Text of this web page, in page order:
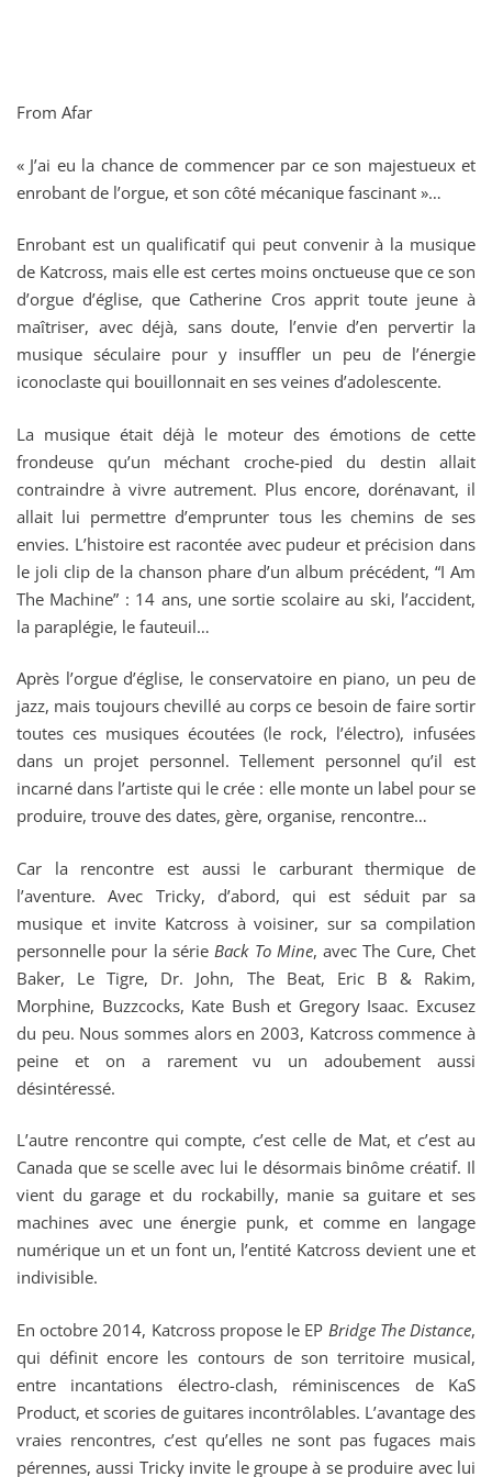
From Afar
« J’ai eu la chance de commencer par ce son majestueux et
enrobant de l’orgue, et son côté mécanique fascinant »…
Enrobant est un qualificatif qui peut convenir à la musique
de Katcross, mais elle est certes moins onctueuse que ce son
d’orgue d’église, que Catherine Cros apprit toute jeune à
maîtriser, avec déjà, sans doute, l’envie d’en pervertir la
musique séculaire pour y insuffler un peu de l’énergie
iconoclaste qui bouillonnait en ses veines d’adolescente.
La musique était déjà le moteur des émotions de cette
frondeuse qu’un méchant croche-pied du destin allait
contraindre à vivre autrement. Plus encore, dorénavant, il
allait lui permettre d’emprunter tous les chemins de ses
envies. L’histoire est racontée avec pudeur et précision dans
le joli clip de la chanson phare d’un album précédent, “I Am
The Machine” : 14 ans, une sortie scolaire au ski, l’accident,
la paraplégie, le fauteuil…
Après l’orgue d’église, le conservatoire en piano, un peu de
jazz, mais toujours chevillé au corps ce besoin de faire sortir
toutes ces musiques écoutées (le rock, l’électro), infusées
dans un projet personnel. Tellement personnel qu’il est
incarné dans l’artiste qui le crée : elle monte un label pour se
produire, trouve des dates, gère, organise, rencontre…
Car la rencontre est aussi le carburant thermique de
l’aventure. Avec Tricky, d’abord, qui est séduit par sa
musique et invite Katcross à voisiner, sur sa compilation
personnelle pour la série Back To Mine, avec The Cure, Chet
Baker, Le Tigre, Dr. John, The Beat, Eric B & Rakim,
Morphine, Buzzcocks, Kate Bush et Gregory Isaac. Excusez
du peu. Nous sommes alors en 2003, Katcross commence à
peine et on a rarement vu un adoubement aussi
désintéressé.
L’autre rencontre qui compte, c’est celle de Mat, et c’est au
Canada que se scelle avec lui le désormais binôme créatif. Il
vient du garage et du rockabilly, manie sa guitare et ses
machines avec une énergie punk, et comme en langage
numérique un et un font un, l’entité Katcross devient une et
indivisible.
En octobre 2014, Katcross propose le EP Bridge The Distance,
qui définit encore les contours de son territoire musical,
entre incantations électro-clash, réminiscences de KaS
Product, et scories de guitares incontrôlables. L’avantage des
vraies rencontres, c’est qu’elles ne sont pas fugaces mais
pérennes, aussi Tricky invite le groupe à se produire avec lui